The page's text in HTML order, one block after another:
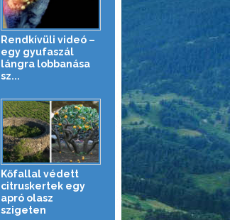
Rendkívüli videó –
egy gyufaszál
lángra lobbanása
sz...
Kőfallal védett
citruskertek egy
apró olasz
szigeten